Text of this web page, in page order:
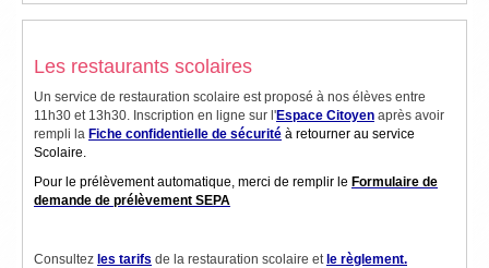
Les restaurants scolaires
Un service de restauration scolaire est proposé à nos élèves entre
11h30 et 13h30. Inscription en ligne sur l'Espace Citoyen après avoir
rempli la Fiche confidentielle de sécurité à retourner au service
Scolaire.
Pour le prélèvement automatique, merci de remplir le Formulaire de
demande de prélèvement SEPA
Consultez les tarifs de la restauration scolaire et le règlement.